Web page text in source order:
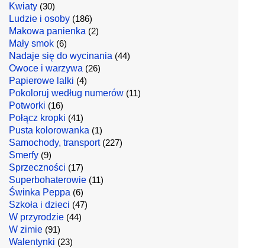
Kwiaty (30)
Ludzie i osoby (186)
Makowa panienka (2)
Mały smok (6)
Nadaje się do wycinania (44)
Owoce i warzywa (26)
Papierowe lalki (4)
Pokoloruj według numerów (11)
Potworki (16)
Połącz kropki (41)
Pusta kolorowanka (1)
Samochody, transport(227)
Smerfy (9)
Sprzeczności (17)
Superbohaterowie (11)
Świnka Peppa (6)
Szkoła i dzieci (47)
W przyrodzie (44)
W zimie (91)
Walentynki (23)